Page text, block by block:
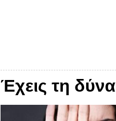
Έχεις τη